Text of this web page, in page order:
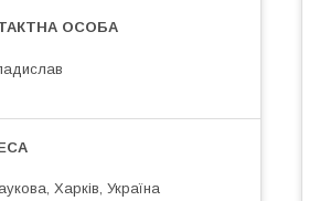
Харків, Україна